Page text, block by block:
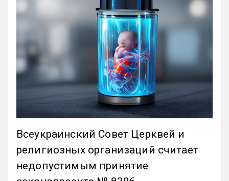
Всеукраинский Совет Церквей и
религиозных организаций считает
недопустимым принятие